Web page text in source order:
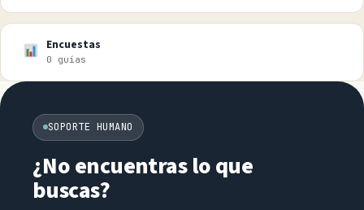
Encuestas
0 guías
SOPORTE HUMANO
¿No encuentras lo que
buscas?